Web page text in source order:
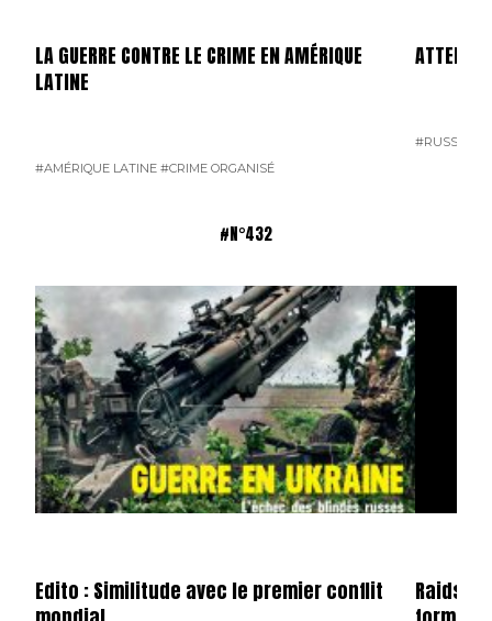
LA GUERRE CONTRE LE CRIME EN AMÉRIQUE
LATINE
#AMÉRIQUE LATINE #CRIME ORGANISÉ
#RUSSIE
#N°432
Edito : Similitude avec le premier conflit
Raids